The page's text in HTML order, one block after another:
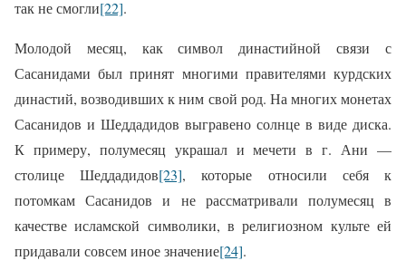
так не смогли[22].
Молодой месяц, как символ династийной связи с
Сасанидами был принят многими правителями курдских
династий, возводивших к ним свой род. На многих монетах
Сасанидов и Шеддадидов выгравено солнце в виде диска.
К примеру, полумесяц украшал и мечети в г. Ани —
столице Шеддадидов[23], которые относили себя к
потомкам Сасанидов и не рассматривали полумесяц в
качестве исламской символики, в религиозном культе ей
придавали совсем иное значение[24].